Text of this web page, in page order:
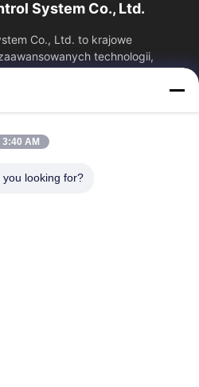
System Co., Ltd.
Co., Ltd. to krajowe
technologii,
i rozwoju...
O Nas
Kontrola Jakości
3:40 AM
looking for?